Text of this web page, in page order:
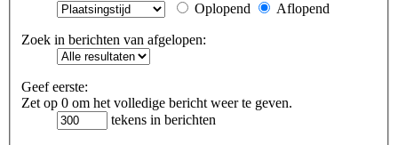
Oplopend
Aflopend
Zoek in berichten van afgelopen:
Geef eerste:
Zet op 0 om het volledige bericht weer te geven.
tekens in berichten